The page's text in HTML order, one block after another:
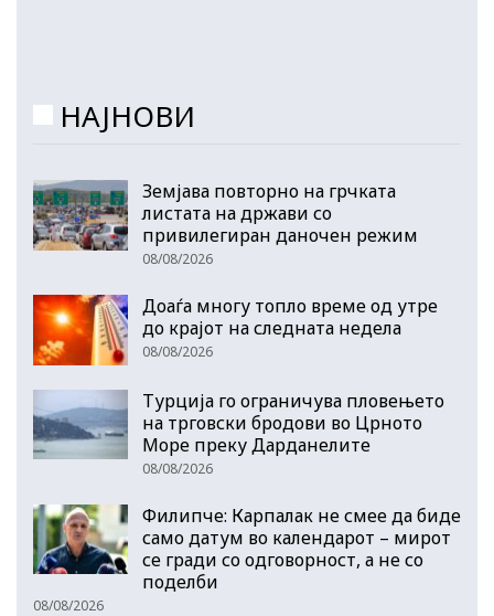
НАЈНОВИ
Земјава повторно на грчката
листата на држави со
привилегиран даночен режим
08/08/2026
Доаѓа многу топло време од утре
до крајот на следната недела
08/08/2026
Турција го ограничува пловењето
на трговски бродови во Црното
Море преку Дарданелите
08/08/2026
Филипче: Карпалак не смее да биде
само датум во календарот – мирот
се гради со одговорност, а не со
поделби
08/08/2026